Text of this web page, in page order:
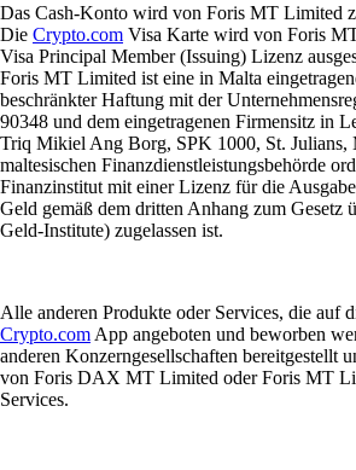
Das Cash-Konto wird von Foris MT Limited
Die Crypto.com Visa Karte wird von Foris
Visa Principal Member (Issuing) Lizenz
Foris MT Limited ist eine in Malta
beschränkter Haftung mit der
90348 und dem eingetragenen Firmensitz in
Triq Mikiel Ang Borg, SPK 1000, St. Julians,
maltesischen Finanzdienstleistungsbehörde
Finanzinstitut mit einer Lizenz für die
Geld gemäß dem dritten Anhang zum Gesetz
Geld-Institute) zugelassen ist.
Alle anderen Produkte oder Services, die auf
Crypto.com App angeboten und beworben
anderen Konzerngesellschaften bereitgestellt
von Foris DAX MT Limited oder Foris MT
Services.